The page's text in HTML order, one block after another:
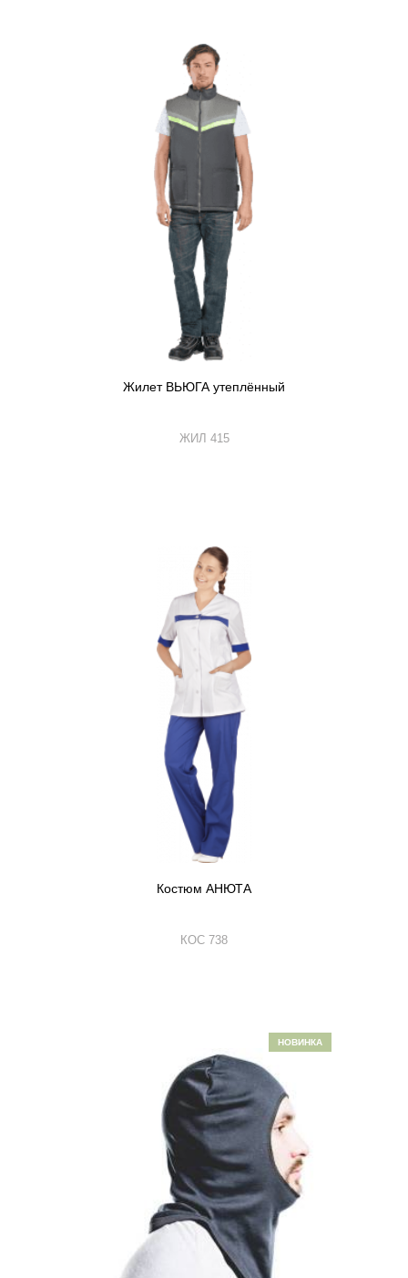
Жилет ВЬЮГА утеплённый
ЖИЛ 415
Костюм АНЮТА
КОС 738
НОВИНКА